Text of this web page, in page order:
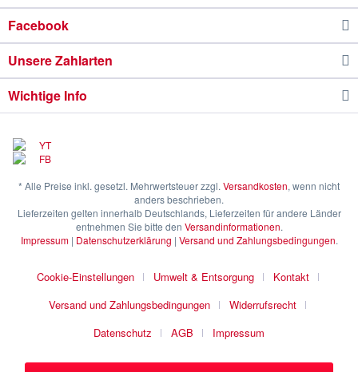
Facebook
Unsere Zahlarten
Wichtige Info
* Alle Preise inkl. gesetzl. Mehrwertsteuer zzgl. Versandkosten, wenn nicht
anders beschrieben.
Lieferzeiten gelten innerhalb Deutschlands, Lieferzeiten für andere Länder
entnehmen Sie bitte den Versandinformationen.
Impressum| Datenschutzerklärung | Versand und Zahlungsbedingungen.
Cookie-Einstellungen Umwelt & Entsorgung
Kontakt
Versand und Zahlungsbedingungen
Widerrufsrecht
Datenschutz
AGB Impressum